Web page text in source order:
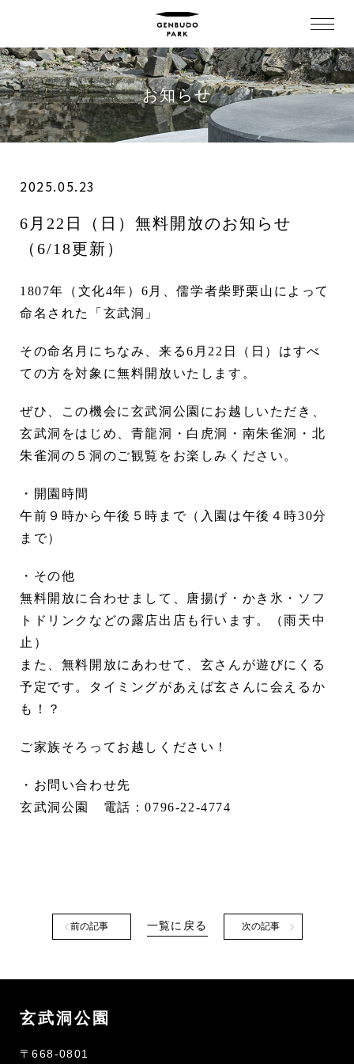
お知らせ
2025.05.23
6月22日（日）無料開放のお知らせ
（6/18更新）
1807年（文化4年）6月、儒学者柴野栗山によって
命名された「玄武洞」
その命名月にちなみ、来る6月22日（日）はすべ
ての方を対象に無料開放いたします。
ぜひ、この機会に玄武洞公園にお越しいただき、
玄武洞をはじめ、青龍洞・白虎洞・南朱雀洞・北
朱雀洞の５洞のご観覧をお楽しみください。
・開園時間
午前９時から午後５時まで（入園は午後４時30分
まで）
・その他
無料開放に合わせまして、唐揚げ・かき氷・ソフ
トドリンクなどの露店出店も行います。（雨天中
止）
また、無料開放にあわせて、玄さんが遊びにくる
予定です。タイミングがあえば玄さんに会えるか
も！？
ご家族そろってお越しください！
・お問い合わせ先
玄武洞公園 電話：0796-22-4774
前の記事 一覧に戻る 次の記事
玄武洞公園
〒668-0801